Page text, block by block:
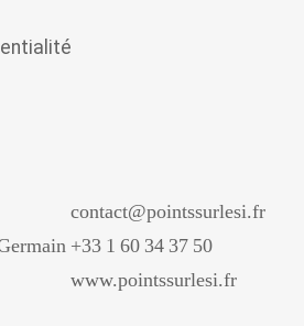
contact@pointssurlesi.fr
+33 1 60 34 37 50
www.pointssurlesi.fr